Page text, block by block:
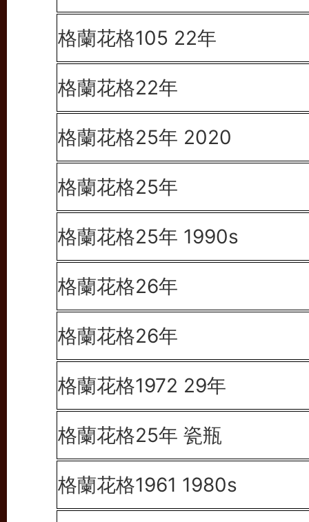
格蘭花格105 22年
格蘭花格22年
格蘭花格25年 2020
格蘭花格25年
格蘭花格25年 1990s
格蘭花格26年
格蘭花格26年
格蘭花格1972 29年
格蘭花格25年 瓷瓶
格蘭花格1961 1980s